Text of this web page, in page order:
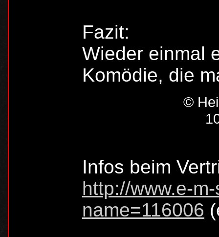
Fazit:
Wieder einmal
Komödie, die
©
Infos beim
http://www.e-
name=116006